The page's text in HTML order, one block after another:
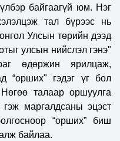
байгаагүй юм. Нэг
тал бүрээс нь
Улсын төрийн дээд
улсын нийслэл гэнэ"
өдөржин ярилцаж,
“орших" гэдэг үг бол
талаар оршуулга
гэж маргалдсаны эцэст
“орших” биш
байлаа.